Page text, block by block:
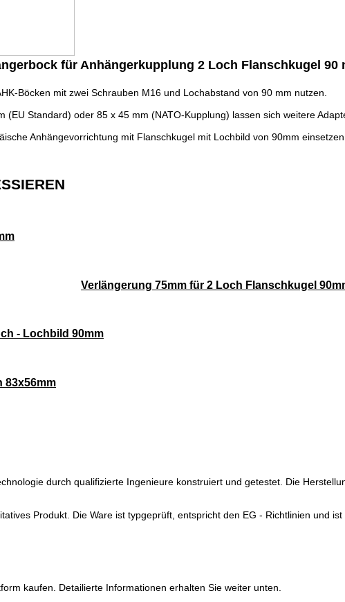
für Anhängerkupplung 2 Loch Flanschkugel 90
Böcken mit zwei Schrauben M16 und Lochabstand von 90 mm nutzen.
(EU Standard) oder 85 x 45 mm (NATO-Kupplung) lassen sich weitere
Anhängevorrichtung mit Flanschkugel mit Lochbild von 90mm
Verlängerung 75mm für 2 Loch Flanschkugel
- Lochbild 90mm
83x56mm
durch qualifizierte Ingenieure konstruiert und getestet. Die
Produkt. Die Ware ist typgeprüft, entspricht den EG - Richtlinien und
kaufen. Detailierte Informationen erhalten Sie weiter unten.